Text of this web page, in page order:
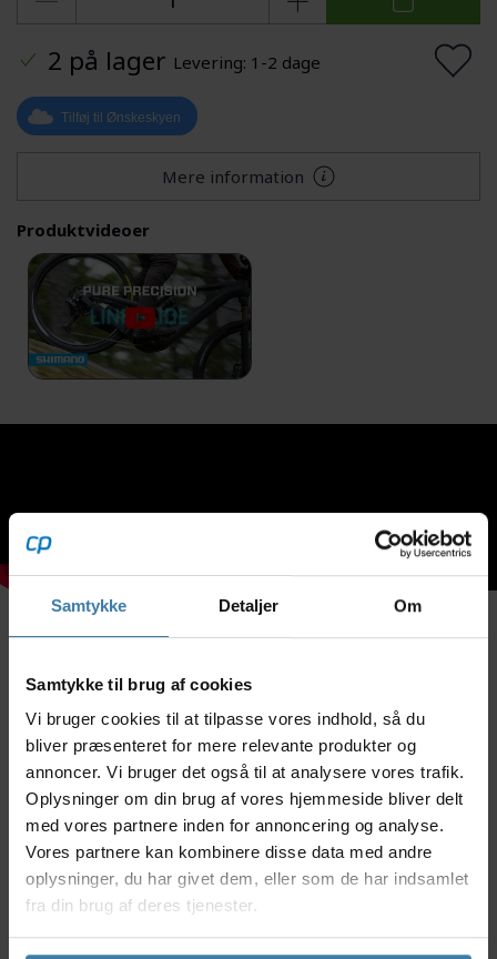
Samtykke Detaljer Om
Samtykke til brug af cookies
Vi bruger cookies til at tilpasse vores indhold, så du
bliver præsenteret for mere relevante produkter og
annoncer. Vi bruger det også til at analysere vores trafik.
Oplysninger om din brug af vores hjemmeside bliver delt
med vores partnere inden for annoncering og analyse.
Vores partnere kan kombinere disse data med andre
oplysninger, du har givet dem, eller som de har indsamlet
fra din brug af deres tjenester.
2 på lager Levering: 1-2 dage
Tilføj til Ønskeskyen
Mere information
Produktvideoer
Denne 11 gears kassette fra Shimano har
kombinationen fra 11 tænder og op til 45/50 tænder
og tilhører LG700 serien som anvendes på
mountainbike.
Linkglide teknologi som giver jævnt gearskifte både
retur og indad. Kassetten er designet til bedre skifte
funktion som forhindrer pedalchok ved geraskift og
længere levetid.